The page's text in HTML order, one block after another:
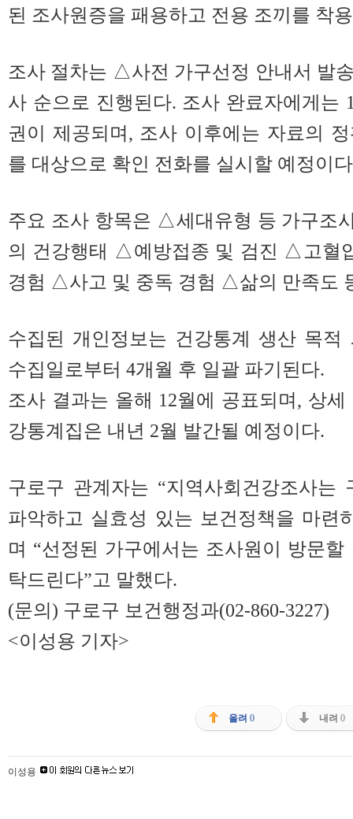
된 조사원증을 패용하고 전용 조끼를 착
조사 절차는 △사전 가구선정 안내서 발
사 순으로 진행된다. 조사 완료자에게는
권이 제공되며, 조사 이후에는 자료의
를 대상으로 확인 전화를 실시할 예정이
주요 조사 항목은 △세대유형 등 가구조
의 건강행태 △예방접종 및 검진 △고혈
경험 △사고 및 중독 경험 △삶의 만족도
수집된 개인정보는 건강통계 생산 목적
수집일로부터 4개월 후 일괄 파기된다.
조사 결과는 올해 12월에 공표되며, 상
강통계집은 내년 2월 발간될 예정이다.
구로구 관계자는 “지역사회건강조사는
파악하고 실효성 있는 보건정책을 마련
며 “선정된 가구에서는 조사원이 방문
탁드린다”고 말했다.
(문의) 구로구 보건행정과(02-860-3227)
<이성용 기자>
올려 0 내려 0
이성용